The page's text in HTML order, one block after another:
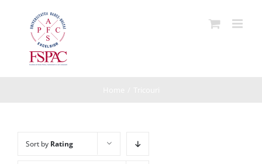
Sort by Rating